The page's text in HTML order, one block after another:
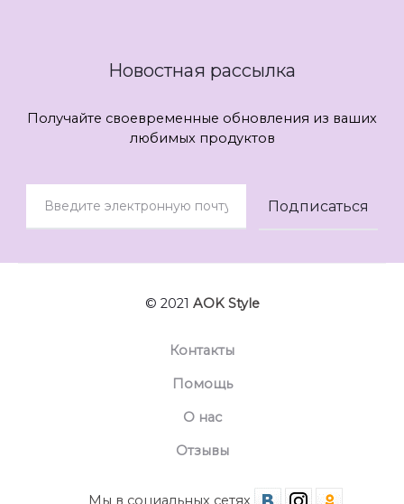
Новостная рассылка
Получайте своевременные обновления из ваших
любимых продуктов
© 2021 AOK Style
Контакты
Помощь
О нас
Отзывы
Мы в социальных сетях